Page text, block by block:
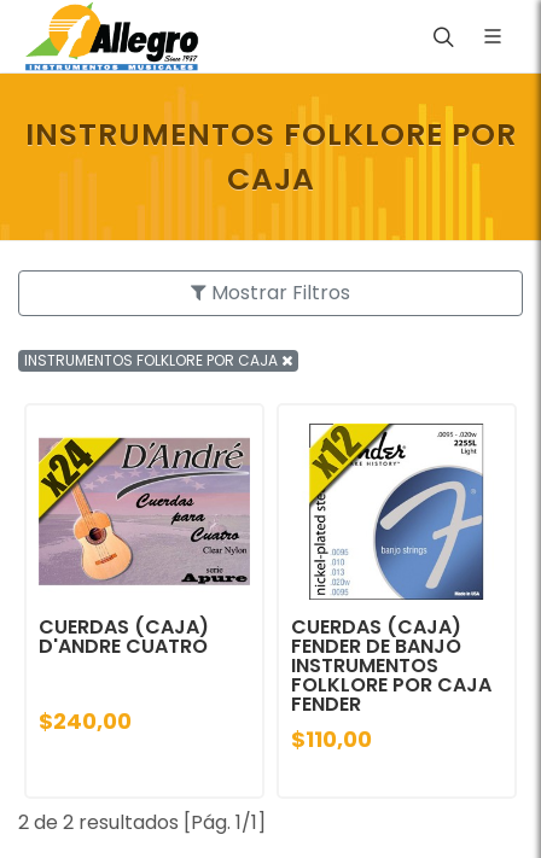
INSTRUMENTOS FOLKLORE POR
CAJA
Mostrar Filtros
INSTRUMENTOS FOLKLORE POR CAJA
CUERDAS (CAJA)
D'ANDRE CUATRO
$240,00
CUERDAS (CAJA)
FENDER DE BANJO
INSTRUMENTOS
FOLKLORE POR CAJA
FENDER
$110,00
2 de 2 resultados [Pág. 1/1]